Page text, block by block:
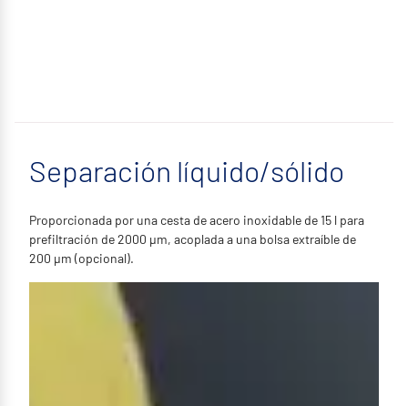
Separación líquido/sólido
Proporcionada por una cesta de acero inoxidable de 15 l para
prefiltración de 2000 µm, acoplada a una bolsa extraíble de
200 µm (opcional).